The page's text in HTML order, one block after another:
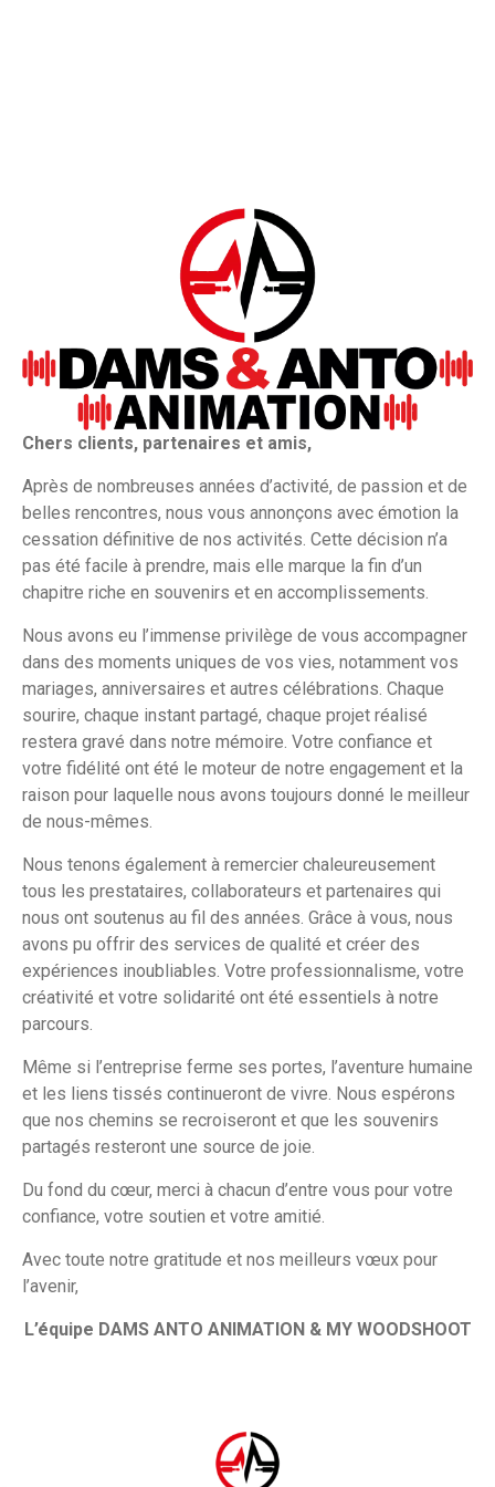
Chers clients, partenaires et amis,
Après de nombreuses années d’activité, de passion et de
belles rencontres, nous vous annonçons avec émotion la
cessation définitive de nos activités. Cette décision n’a
pas été facile à prendre, mais elle marque la fin d’un
chapitre riche en souvenirs et en accomplissements.
Nous avons eu l’immense privilège de vous accompagner
dans des moments uniques de vos vies, notamment vos
mariages, anniversaires et autres célébrations. Chaque
sourire, chaque instant partagé, chaque projet réalisé
restera gravé dans notre mémoire. Votre confiance et
votre fidélité ont été le moteur de notre engagement et la
raison pour laquelle nous avons toujours donné le meilleur
de nous-mêmes.
Nous tenons également à remercier chaleureusement
tous les prestataires, collaborateurs et partenaires qui
nous ont soutenus au fil des années. Grâce à vous, nous
avons pu offrir des services de qualité et créer des
expériences inoubliables. Votre professionnalisme, votre
créativité et votre solidarité ont été essentiels à notre
parcours.
Même si l’entreprise ferme ses portes, l’aventure humaine
et les liens tissés continueront de vivre. Nous espérons
que nos chemins se recroiseront et que les souvenirs
partagés resteront une source de joie.
Du fond du cœur, merci à chacun d’entre vous pour votre
confiance, votre soutien et votre amitié.
Avec toute notre gratitude et nos meilleurs vœux pour
l’avenir,
L’équipe DAMS ANTO ANIMATION & MY WOODSHOOT